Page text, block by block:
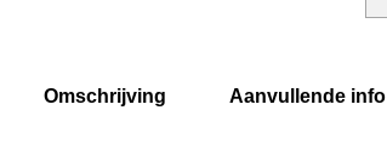
Omschrijving Aanvullende info